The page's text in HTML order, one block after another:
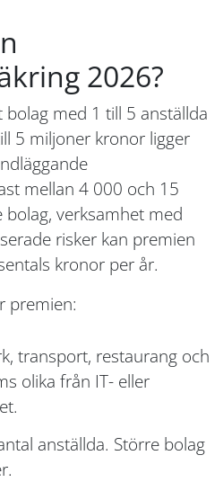
2026?
med 1 till 5 anställda
5 miljoner kronor ligger
mellan 4 000 och 15
verksamhet med
risker kan premien
kronor per år.
premien:
transport, restaurang och
olika från IT- eller
anställda. Större bolag